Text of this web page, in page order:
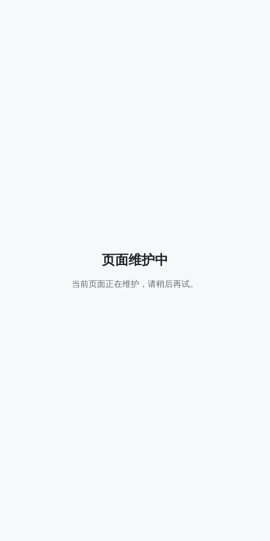
页面维护中
当前页面正在维护，请稍后再试。